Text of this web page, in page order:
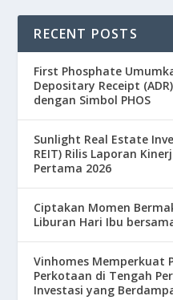
RECENT POSTS
First Phosphate
Depositary Receipt
dengan Simbol PHOS
Sunlight Real Estate
REIT) Rilis Laporan
Pertama 2026
Ciptakan Momen
Liburan Hari Ibu
Vinhomes Memperkuat
Perkotaan di Tengah
Investasi yang